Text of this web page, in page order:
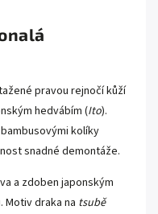
pravou rejnočí kůží
hedvábím (Ito).
kolíky
snadné demontáže.
a zdoben japonským
draka na tsubě